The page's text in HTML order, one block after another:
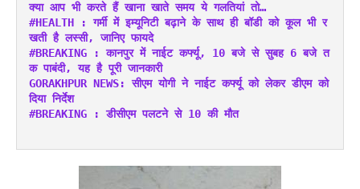
क्या आप भी करते हैं खाना खाते समय ये गलतियां तो…
#HEALTH : गर्मी में इम्यूनिटी बढ़ाने के साथ ही बॉडी को कूल भी र
खती है लस्सी, जानिए फायदे
#BREAKING : कानपुर में नाईट कर्फ्यू, 10 बजे से सुबह 6 बजे त
क पाबंदी, यह है पूरी जानकारी
GORAKHPUR NEWS: सीएम योगी ने नाईट कर्फ्यू को लेकर डीएम को
दिया निर्देश
#BREAKING : डीसीएम पलटने से 10 की मौत